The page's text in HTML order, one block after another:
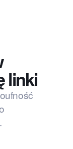
linki